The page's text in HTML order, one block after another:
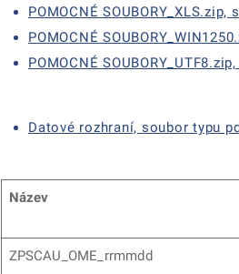
POMOCNÉ
POMOCNÉ
POMOCNÉ
Datové rozhraní, soubor typu
Název
ZPSCAU_OME_rrmmdd